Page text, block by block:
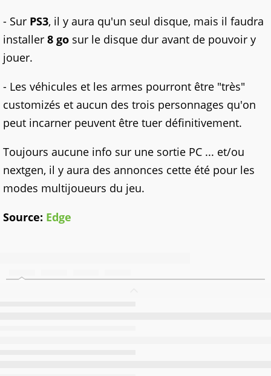
- Sur PS3, il y aura qu'un seul disque, mais il faudra
installer 8 go sur le disque dur avant de pouvoir y
jouer.
- Les véhicules et les armes pourront être "très"
customizés et aucun des trois personnages qu'on
peut incarner peuvent être tuer définitivement.
Toujours aucune info sur une sortie PC ... et/ou
nextgen, il y aura des annonces cette été pour les
modes multijoueurs du jeu.
Source: Edge